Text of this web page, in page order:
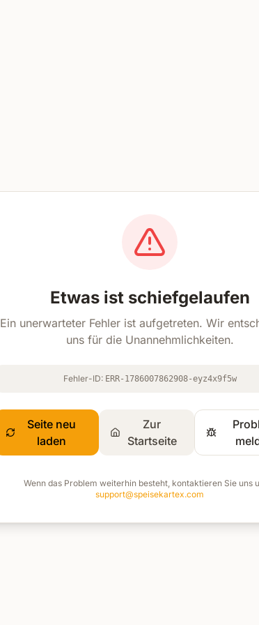
Etwas ist schiefgelaufen
Ein unerwarteter Fehler ist aufgetreten. Wir
uns für die Unannehmlichkeiten.
Fehler-ID: ERR-1786007862908-eyz4x9f5w
Seite neu
laden
Zur
Startseite
Wenn das Problem weiterhin besteht, kontaktieren Sie uns
support@speisekartex.com